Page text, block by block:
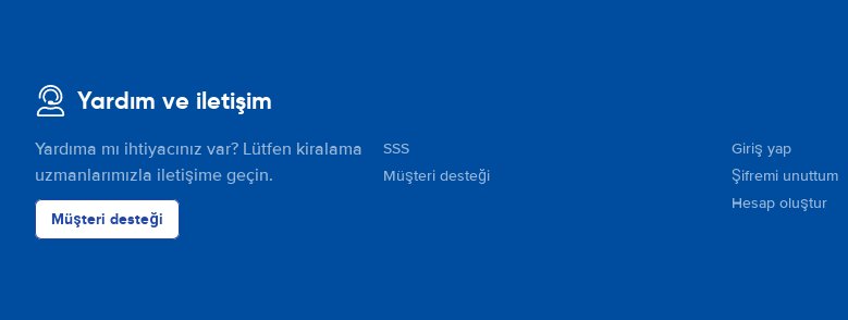
Yardım ve iletişim
Yardıma mı ihtiyacınız var? Lütfen kiralama
uzmanlarımızla iletişime geçin.
Müşteri desteği
SSS
Müşteri desteği
Giriş yap
Şifremi unuttum
Hesap oluştur